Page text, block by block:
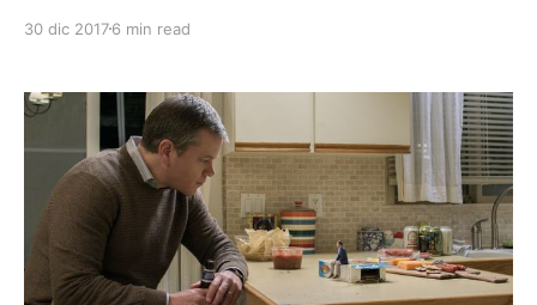
30 dic 20176 min read